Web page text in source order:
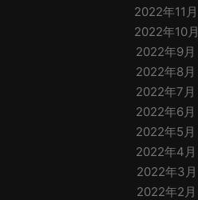
2022年11月
2022年10月
2022年9月
2022年8月
2022年7月
2022年6月
2022年5月
2022年4月
2022年3月
2022年2月